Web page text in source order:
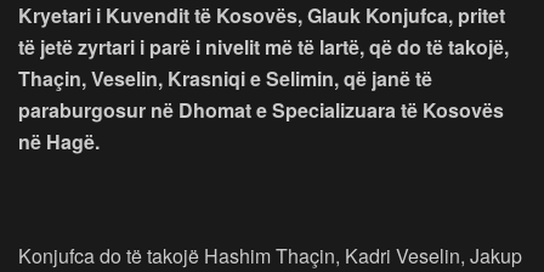
Kryetari i Kuvendit të Kosovës, Glauk Konjufca, pritet
të jetë zyrtari i parë i nivelit më të lartë, që do të takojë,
Thaçin, Veselin, Krasniqi e Selimin, që janë të
paraburgosur në Dhomat e Specializuara të Kosovës
në Hagë.
Konjufca do të takojë Hashim Thaçin, Kadri Veselin, Jakup